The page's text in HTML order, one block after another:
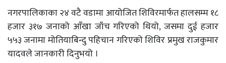
नगरपालिकाका २४ वटै वडामा आयोजित शिविरमार्फत हालसम्म १८
हजार ३१७ जनाको आँखा जाँच गरिएको थियो, जसमा दुई हजार
५५३ जनामा मोतियाबिन्दु पहिचान गरिएको शिविर प्रमुख राजकुमार
यादवले जानकारी दिनुभयो ।